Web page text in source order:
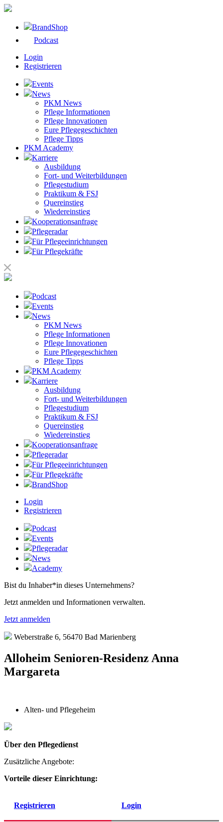
BrandShop
Podcast
Login
Registrieren
Events
News
PKM News
Pflege Informationen
Pflege Innovationen
Eure Pflegegeschichten
Pflege Tipps
PKM Academy
Karriere
Ausbildung
Fort- und Weiterbildungen
Pflegestudium
Praktikum & FSJ
Quereinstieg
Wiedereinstieg
Kooperationsanfrage
Pflegeradar
Für Pflegeeinrichtungen
Für Pflegekräfte
Podcast
Events
News
PKM News
Pflege Informationen
Pflege Innovationen
Eure Pflegegeschichten
Pflege Tipps
PKM Academy
Karriere
Ausbildung
Fort- und Weiterbildungen
Pflegestudium
Praktikum & FSJ
Quereinstieg
Wiedereinstieg
Kooperationsanfrage
Pflegeradar
Für Pflegeeinrichtungen
Für Pflegekräfte
BrandShop
Login
Registrieren
Podcast
Events
Pflegeradar
News
Academy
Bist du Inhaber*in dieses Unternehmens?
Jetzt anmelden und Informationen verwalten.
Jetzt anmelden
Weberstraße 6, 56470 Bad Marienberg
Alloheim Senioren-Residenz Anna
Margareta
Alten- und Pflegeheim
Über den Pflegedienst
Zusätzliche Angebote:
Vorteile dieser Einrichtung:
Registrieren Login